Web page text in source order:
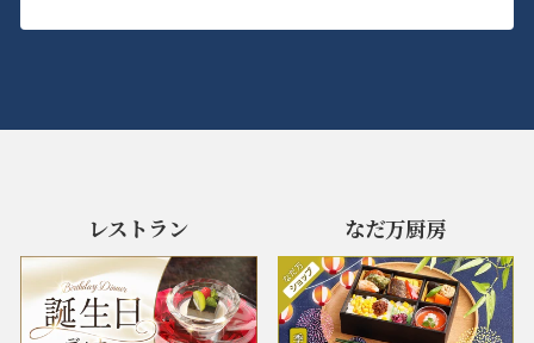
レストラン なだ万厨房